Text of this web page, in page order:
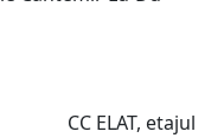
CC ELAT, etajul